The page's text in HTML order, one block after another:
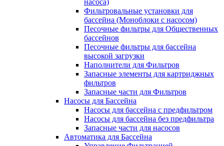
Фильтровальные установки для
бассейна (Моноблоки с насосом)
Песочные фильтры для Общественных
бассейнов
Песочные фильтры для бассейна
высокой загрузки
Наполнители для Фильтров
Запасные элементы для картриджных
фильтров
Запасные части для Фильтров
Насосы для Бассейна
Насосы для бассейна с предфильтром
Насосы для бассейна без предфильтра
Запасные части для насосов
Автоматика для Бассейна